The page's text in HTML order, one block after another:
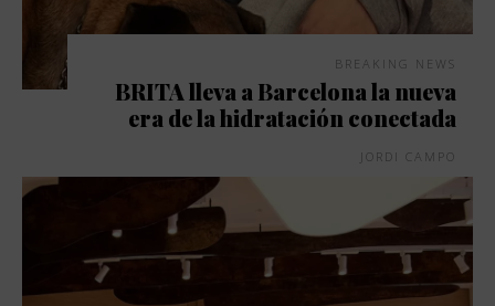
BREAKING NEWS
BRITA lleva a Barcelona la nueva
era de la hidratación conectada
JORDI CAMPO